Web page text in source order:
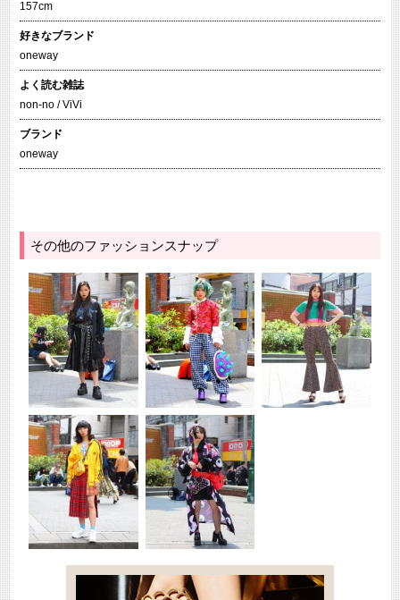
157cm
好きなブランド
oneway
よく読む雑誌
non-no / ViVi
ブランド
oneway
その他のファッションスナップ